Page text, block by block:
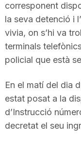
corresponent
la seva detenció i
vivia, on s’hi va
terminals
policial que està
En el matí del dia
estat posat a la
d’Instrucció
decretat el seu